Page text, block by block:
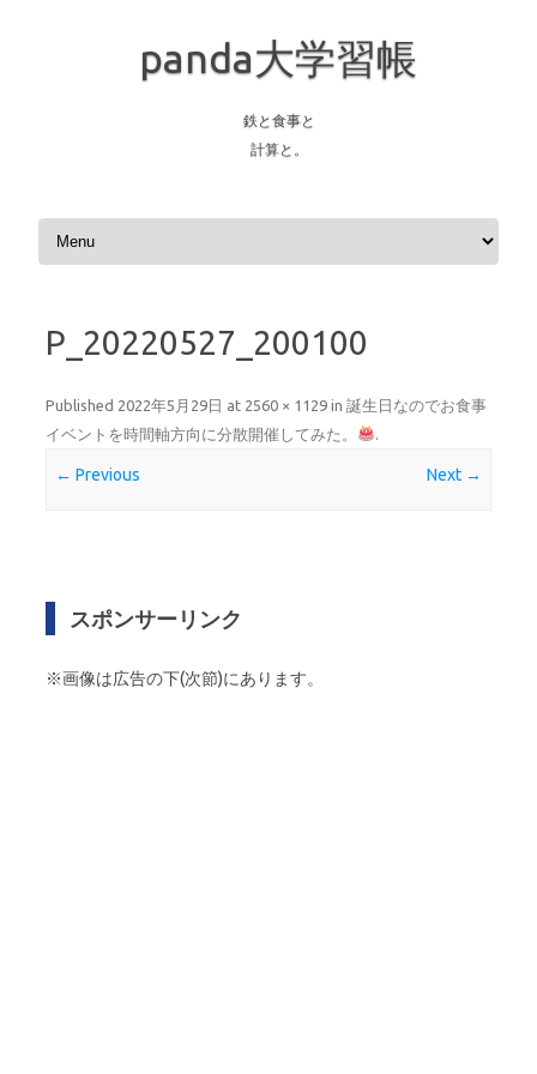
panda大学習帳
鉄と食事と
計算と。
Skip to content
P_20220527_200100
Published 2022年5月29日 at 2560 × 1129 in 誕生日なのでお食事
イベントを時間軸方向に分散開催してみた。
.
← Previous Next →
スポンサーリンク
※画像は広告の下(次節)にあります。